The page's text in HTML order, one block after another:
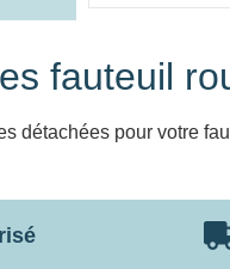
fauteuil
détachées pour votre